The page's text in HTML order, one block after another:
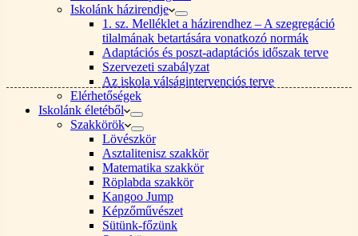
Iskolánk házirendje
1. sz. Melléklet a házirendhez – A szegregáció
tilalmának betartására vonatkozó normák
Adaptációs és poszt-adaptációs időszak terve
Szervezeti szabályzat
Az iskola válságintervenciós terve
Elérhetőségek
Iskolánk életéből
Szakkörök
Lövészkör
Asztalitenisz szakkör
Matematika szakkör
Röplabda szakkör
Kangoo Jump
Képzőművészet
Sütünk-főzünk